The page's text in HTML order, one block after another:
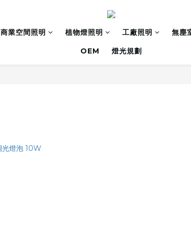
商業空間照明 植物燈照明 工廠照明 無塵
OEM 燈光規劃